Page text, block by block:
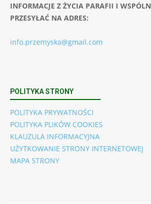
INFORMACJE Z ŻYCIA PARAFII I
PRZESYŁAĆ NA ADRES:
info.przemyska@gmail.com
POLITYKA STRONY
POLITYKA PRYWATNOŚCI
POLITYKA PLIKÓW COOKIES
KLAUZULA INFORMACYJNA
UŻYTKOWANIE STRONY INTERNETOWEJ
MAPA STRONY